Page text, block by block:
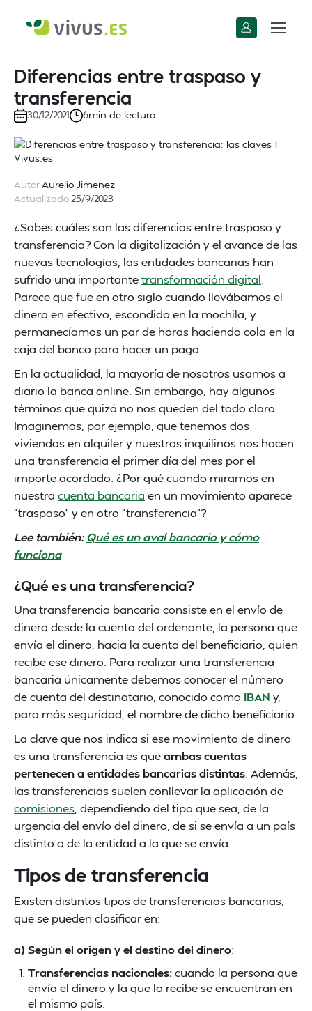
Diferencias entre traspaso y
transferencia
30/12/2021 6min de lectura
AutorAurelio Jimenez
Actualizado25/9/2023
¿Sabes cuáles son las diferencias entre traspaso y
transferencia? Con la digitalización y el avance de las
nuevas tecnologías, las entidades bancarias han
sufrido una importantetransformación digital
Parece que fue en otro siglo cuando llevábamos el
dinero en efectivo, escondido en la mochila, y
permanecíamos un par de horas haciendo cola en la
caja del banco para hacer un pago.
En la actualidad, la mayoría de nosotros usamos a
diario la banca online. Sin embargo, hay algunos
términos que quizá no nos queden del todo claro.
Imaginemos, por ejemplo, que tenemos dos
viviendas en alquiler y nuestros inquilinos nos hacen
una transferencia el primer día del mes por el
importe acordado. ¿Por qué cuando miramos en
nuestra cuenta bancaria en un movimiento aparece
“traspaso” y en otro “transferencia”?
Lee también:Qué es un aval bancario y cómo
funciona
¿Qué es una transferencia?
Una transferencia bancaria consiste en el envío de
dinero desde la cuenta del ordenante, la persona que
envía el dinero, hacia la cuenta del beneficiario, quien
recibe ese dinero. Para realizar una transferencia
bancaria únicamente debemos conocer el número
de cuenta del destinatario, conocido como IBAN y,
para más seguridad, el nombre de dicho beneficiario.
La clave que nos indica si ese movimiento de dinero
es una transferencia es queambas cuentas
pertenecen a entidades bancarias distintas . Además,
las transferencias suelen conllevar la aplicación de
comisiones , dependiendo del tipo que sea, de la
urgencia del envío del dinero, de si se envía a un país
distinto o de la entidad a la que se envía.
Tipos de transferencia
Existen distintos tipos de transferencias bancarias,
que se pueden clasificar en:
a) Según el origen y el destino del dinero:
Transferencias nacionales:cuando la persona que
envía el dinero y la que lo recibe se encuentran en
el mismo país.